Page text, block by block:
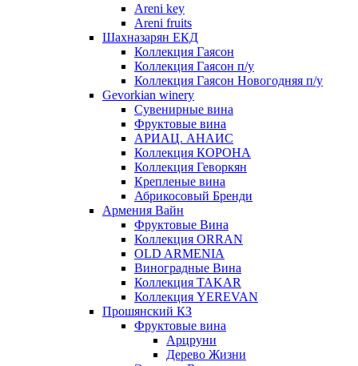
Areni key
Areni fruits
Шахназарян ЕКД
Коллекция Гаясон
Коллекция Гаясон п/у
Коллекция Гаясон Новогодняя п/у
Gevorkian winery
Сувенирные вина
Фруктовые вина
АРИАЦ. АНАИС
Коллекция КОРОНА
Коллекция Геворкян
Крепленые вина
Абрикосовый Бренди
Армения Вайн
Фруктовые Вина
Коллекция ORRAN
OLD ARMENIA
Виноградные Вина
Коллекция TAKAR
Коллекция YEREVAN
Прошянский КЗ
Фруктовые вина
Арцруни
Дерево Жизни